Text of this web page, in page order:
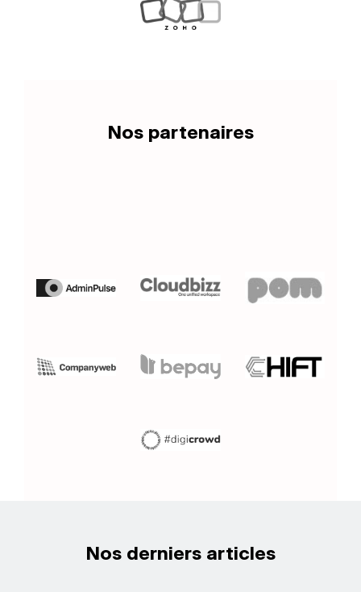
Nos partenaires
Nos derniers articles